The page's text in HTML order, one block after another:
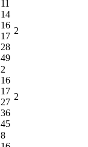
11
14
16
17
28
49
2
2
16
17
27
36
45
2
8